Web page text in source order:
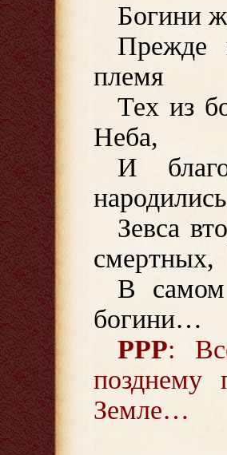
Богини
Прежде
племя
Тех из
Неба,
И
Зевса
смертных,
В
богини…
РРР:
позднему
Земле…